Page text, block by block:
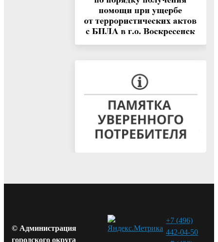
© Администрация
городского округа
+7 (496)
442-04-50